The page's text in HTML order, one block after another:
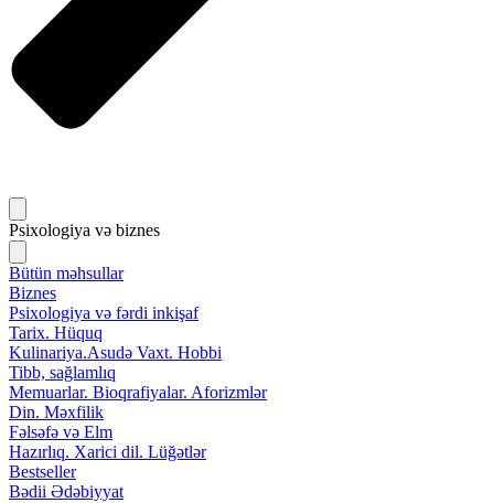
Psixologiya və biznes
Bütün məhsullar
Biznes
Psixologiya və fərdi inkişaf
Tarix. Hüquq
Kulinariya.Asudə Vaxt. Hobbi
Tibb, sağlamlıq
Memuarlar. Bioqrafiyalar. Aforizmlər
Din. Məxfilik
Fəlsəfə və Elm
Hazırlıq. Xarici dil. Lüğətlər
Bestseller
Bədii Ədəbiyyat